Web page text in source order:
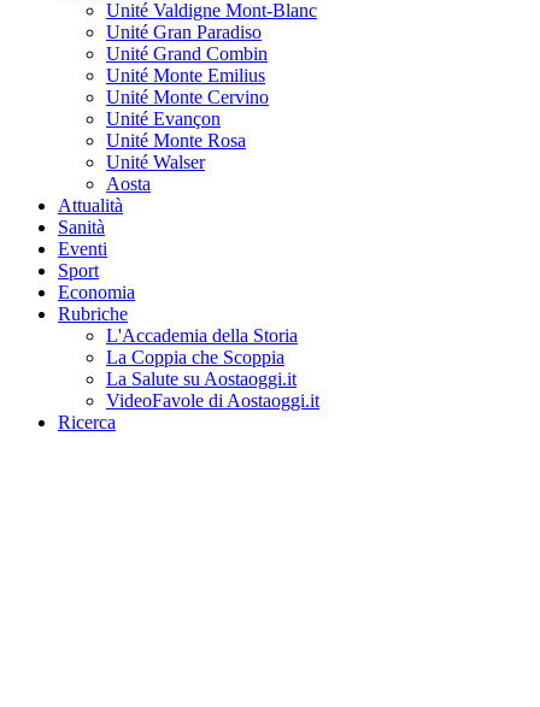
Unité Valdigne Mont-Blanc
Unité Gran Paradiso
Unité Grand Combin
Unité Monte Emilius
Unité Monte Cervino
Unité Evançon
Unité Monte Rosa
Unité Walser
Aosta
Attualità
Sanità
Eventi
Sport
Economia
Rubriche
L'Accademia della Storia
La Coppia che Scoppia
La Salute su Aostaoggi.it
VideoFavole di Aostaoggi.it
Ricerca